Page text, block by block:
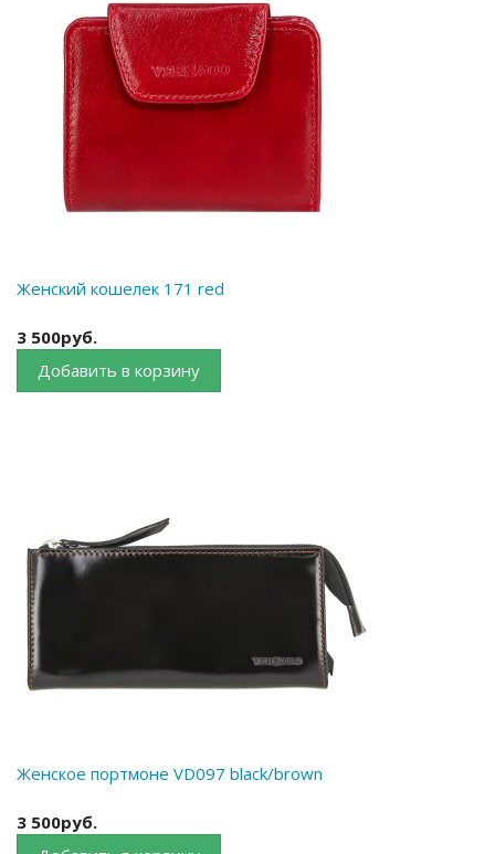
Женский кошелек 171 red
3 500руб.
Добавить в корзину
Женское портмоне VD097 black/brown
3 500руб.